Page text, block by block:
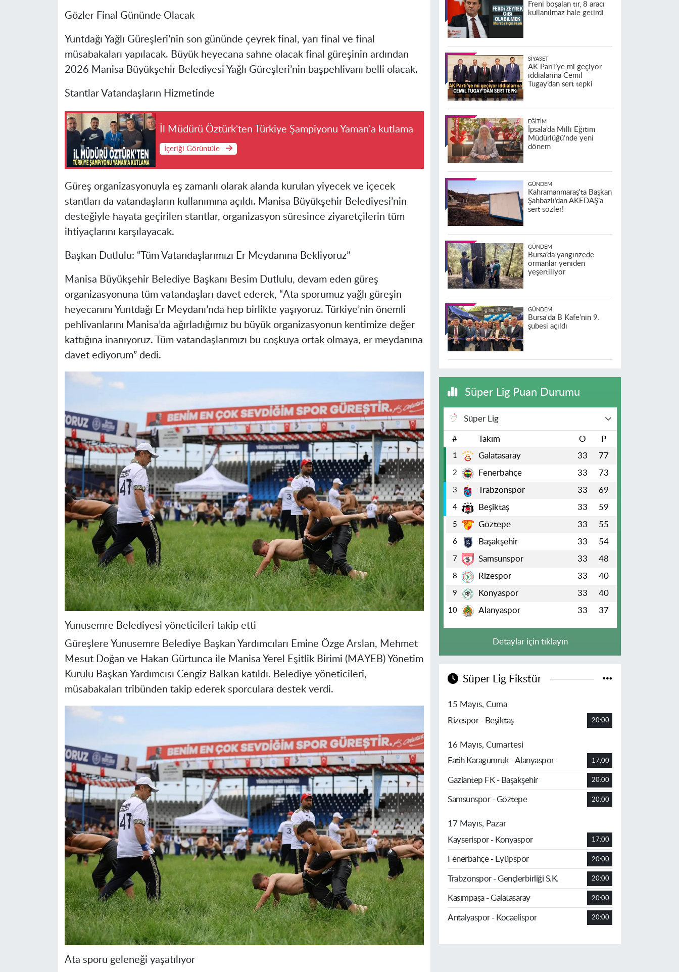
Gözler Final Gününde Olacak
Yuntdağı Yağlı Güreşleri’nin son gününde çeyrek final, yarı final ve final
müsabakaları yapılacak. Büyük heyecana sahne olacak final güreşinin ardından
2026 Manisa Büyükşehir Belediyesi Yağlı Güreşleri’nin başpehlivanı belli olacak.
Stantlar Vatandaşların Hizmetinde
İl Müdürü Öztürk'ten Türkiye Şampiyonu Yaman'a kutlama
İçeriği Görüntüle
Güreş organizasyonuyla eş zamanlı olarak alanda kurulan yiyecek ve içecek
stantları da vatandaşların kullanımına açıldı. Manisa Büyükşehir Belediyesi’nin
desteğiyle hayata geçirilen stantlar, organizasyon süresince ziyaretçilerin tüm
ihtiyaçlarını karşılayacak.
Başkan Dutlulu: “Tüm Vatandaşlarımızı Er Meydanına Bekliyoruz”
Manisa Büyükşehir Belediye Başkanı Besim Dutlulu, devam eden güreş
organizasyonuna tüm vatandaşları davet ederek, “Ata sporumuz yağlı güreşin
heyecanını Yuntdağı Er Meydanı’nda hep birlikte yaşıyoruz. Türkiye’nin önemli
pehlivanlarını Manisa’da ağırladığımız bu büyük organizasyonun kentimize değer
kattığına inanıyoruz. Tüm vatandaşlarımızı bu coşkuya ortak olmaya, er meydanına
davet ediyorum” dedi.
Yunusemre Belediyesi yöneticileri takip etti
Güreşlere Yunusemre Belediye Başkan Yardımcıları Emine Özge Arslan, Mehmet
Mesut Doğan ve Hakan Gürtunca ile Manisa Yerel Eşitlik Birimi (MAYEB) Yönetim
Kurulu Başkan Yardımcısı Cengiz Balkan katıldı. Belediye yöneticileri,
müsabakaları tribünden takip ederek sporculara destek verdi.
Ata sporu geleneği yaşatılıyor
Freni boşalan tır, 8 aracı
kullanılmaz hale getirdi
SIYASET
AK Parti’ye mi geçiyor
iddialarına Cemil
Tugay’dan sert tepki
EĞITIM
İpsala’da Milli Eğitim
Müdürlüğü’nde yeni
dönem
GÜNDEM
Kahramanmaraş'ta Başkan
Şahbazlı’dan AKEDAŞ’a
sert sözler!
GÜNDEM
Bursa’da yangınzede
ormanlar yeniden
yeşertiliyor
GÜNDEM
Bursa'da B Kafe'nin 9.
şubesi açıldı
Süper Lig Puan Durumu
Süper Lig
# Takım O P
1 Galatasaray 33 77
2 Fenerbahçe 33 73
3 Trabzonspor 33 69
4 Beşiktaş 33 59
5 Göztepe 33 55
6 Başakşehir 33 54
7 Samsunspor 33 48
8 Rizespor 33 40
9 Konyaspor 33 40
10 Alanyaspor 33 37
Detaylar için tıklayın
Süper Lig Fikstür
15 Mayıs, Cuma
Rizespor - Beşiktaş
20:00
16 Mayıs, Cumartesi
Fatih Karagümrük - Alanyaspor
17:00
Gaziantep FK - Başakşehir 20:00
Samsunspor - Göztepe 20:00
17 Mayıs, Pazar
Kayserispor - Konyaspor
17:00
Fenerbahçe - Eyüpspor 20:00
Trabzonspor - Gençlerbirliği S.K. 20:00
Kasımpaşa - Galatasaray 20:00
Antalyaspor - Kocaelispor 20:00